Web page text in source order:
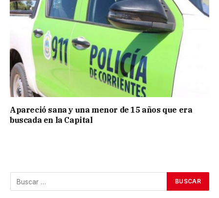
Apareció sana y una menor de 15 años que era
buscada en la Capital